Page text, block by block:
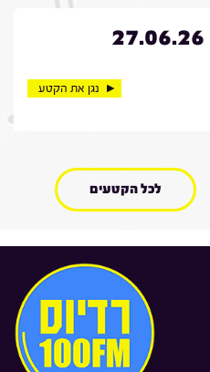
נגן את הקטע
לכל הקטעים